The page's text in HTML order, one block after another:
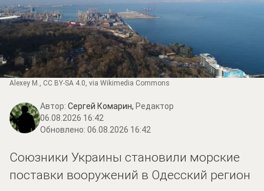
Alexey M., CC BY-SA 4.0, via Wikimedia Commons
Автор: Сергей Комарин, Редактор
06.08.2026 16:42
Обновлено: 06.08.2026 16:42
Союзники Украины становили морские
поставки вооружений в Одесский регион